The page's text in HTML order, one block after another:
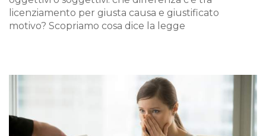
licenziamento per giusta causa e giustificato
motivo? Scopriamo cosa dice la legge